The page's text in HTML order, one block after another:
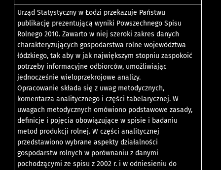
Urząd Statystyczny w Łodzi przekazuje Państwu
publikację prezentującą wyniki Powszechnego Spisu
Rolnego 2010. Zawarto w niej szeroki zakres danych
charakteryzujących gospodarstwa rolne województwa
łódzkiego, tak aby w jak największym stopniu zaspokoić
potrzeby informacyjne odbiorców, umożliwiając
jednocześnie wieloprzekrojowe analizy.
Opracowanie składa się z uwag metodycznych,
komentarza analitycznego i części tabelarycznej. W
uwagach metodycznych omówiono podstawowe zasady,
definicje i pojęcia obowiązujące w spisie i badaniu
metod produkcji rolnej. W części analitycznej
przedstawiono wybrane aspekty działalności
gospodarstw rolnych w porównaniu z danymi
pochodzącymi ze spisu z 2002 r. i w odniesieniu do